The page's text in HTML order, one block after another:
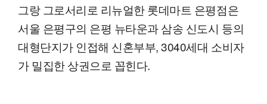
그랑 그로서리로 리뉴얼한 롯데마트 은평점은
서울 은평구의 은평 뉴타운과 삼송 신도시 등의
대형단지가 인접해 신혼부부, 3040세대 소비자
가 밀집한 상권으로 꼽힌다.